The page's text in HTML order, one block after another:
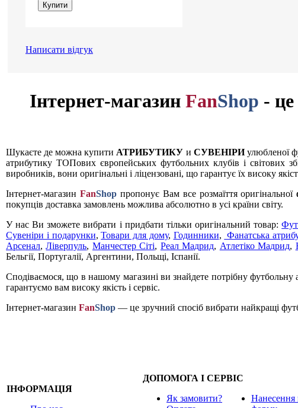
Купити
Написати відгук
Інтернет-магазин FanShop -
Шукаєте де можна купити АТРИБУТИКУ и СУВЕНІРИулюбленої
атрибутику ТОПових європейських футбольних клубів і світових
виробників, вони оригінальні і ліцензовані, що гарантує їх високу
Інтернет-магазин FanShopпропонує Вам все розмаїття оригінальної
покупців доставка замовлень можлива абсолютно в усі країни світу.
У нас Ви зможете вибрати і придбати тільки оригінальний товар:
Сувеніри і подарунки,Товари для дому, Годинники, Фанатська
Арсенал,Ліверпуль, Манчестер Сіті, Реал Мадрид, Атлетіко Мадрид,
Бельгії, Португалії, Аргентини, Польщі, Іспанії.
Сподіваємося, що в нашому магазині ви знайдете потрібну
гарантуємо вам високу якість і сервіс.
Інтернет-магазин FanShop — це зручний спосіб вибрати найкращі
ІНФОРМАЦІЯ
ДОПОМОГА І СЕРВІС
Як замовити?
Нанесення